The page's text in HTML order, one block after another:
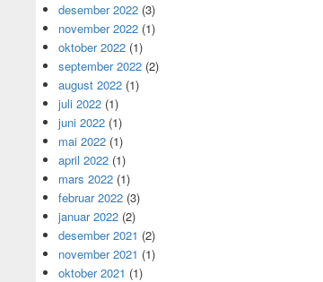
desember 2022 (3)
november 2022 (1)
oktober 2022 (1)
september 2022 (2)
august 2022 (1)
juli 2022 (1)
juni 2022 (1)
mai 2022 (1)
april 2022 (1)
mars 2022 (1)
februar 2022 (3)
januar 2022 (2)
desember 2021 (2)
november 2021 (1)
oktober 2021 (1)